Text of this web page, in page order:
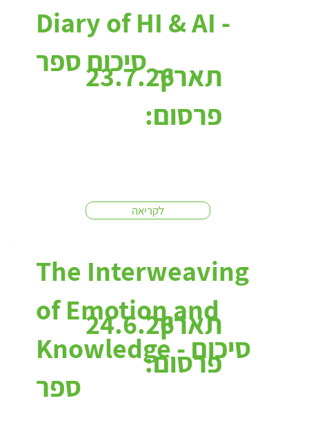
כתבות:
Diary of HI & AI -
סיכום ספר
לקריאה
23.7.26תאריך
פרסום:
The Interweaving
of Emotion and
Knowledge - סיכום
ספר
24.6.26תאריך
פרסום: